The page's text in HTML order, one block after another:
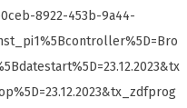
8922-453b-9a44-